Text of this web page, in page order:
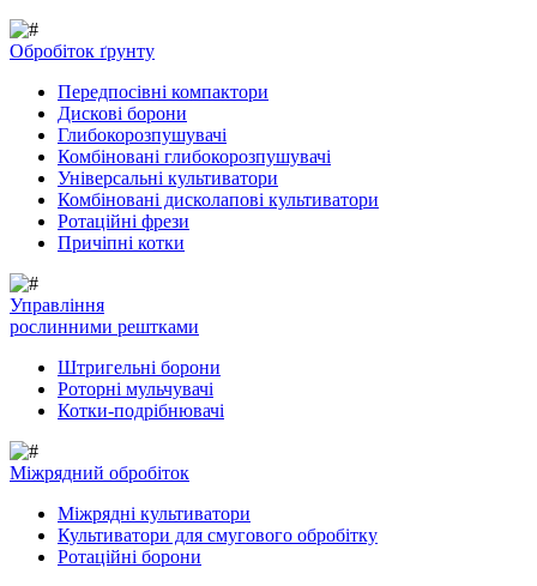
Обробіток ґрунту
Передпосівні компактори
Дискові борони
Глибокорозпушувачі
Комбіновані глибокорозпушувачі
Універсальні культиватори
Комбіновані дисколапові культиватори
Ротаційні фрези
Причіпні котки
Управління
рослинними рештками
Штригельні борони
Pоторні мульчувачі
Котки-подрібнювачі
Mіжрядний обробіток
Міжрядні культиватори
Культиватори для смугового обробітку
Ротаційні борони